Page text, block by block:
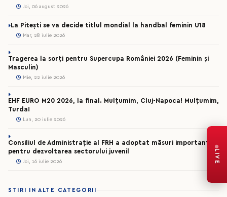
Joi, 06 august 2026
La Pitești se va decide titlul mondial la handbal feminin U18
Mar, 28 iulie 2026
Tragerea la sorți pentru Supercupa României 2026 (Feminin și
Masculin)
Mie, 22 iulie 2026
EHF EURO M20 2026, la final. Mulțumim, Cluj-Napoca! Mulțumim,
Turda!
Lun, 20 iulie 2026
Consiliul de Administrație al FRH a adoptat măsuri importante
pentru dezvoltarea sectorului juvenil
Joi, 16 iulie 2026
STIRI IN ALTE CATEGORII
LIVE